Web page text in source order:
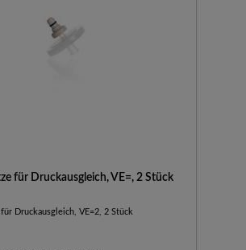
für Druckausgleich, VE=, 2 Stück
Druckausgleich, VE=2, 2 Stück